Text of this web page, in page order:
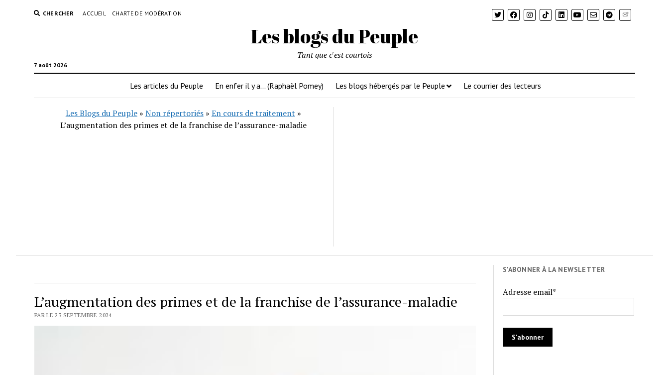
CHERCHER ACCUEIL CHARTE DE MODÉRATION Newsletter
Les blogs du Peuple
7 août 2026
Tant que c'est courtois
Les articles du Peuple En enfer il y a… (Raphaël Pomey) Les blogs hébergés par le Peuple Le courrier des lecteurs
Les Blogs du Peuple» Non répertoriés» En cours de traitement »
L’augmentation des primes et de la franchise de l’assurance-maladie
L’augmentation des primes et de la franchise de l’assurance-maladie
PAR LE 23 SEPTEMBRE 2024
S'ABONNER À LA NEWSLETTER
Adresse email*